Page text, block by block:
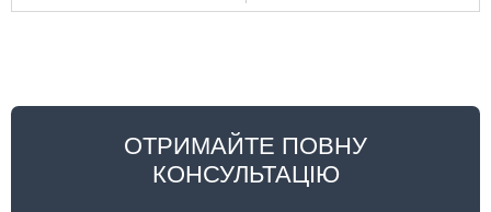
ОТРИМАЙТЕ ПОВНУ
КОНСУЛЬТАЦІЮ